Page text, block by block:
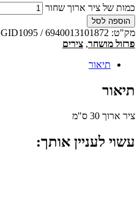
כמות של ציר ארוך שחור
הוספה לסל
מק"ט: GID1095 / 6940013101872
פרזול מושחר, צירים
תיאור
תיאור
ציר ארוך 30 ס"מ
עשוי לעניין אותך: